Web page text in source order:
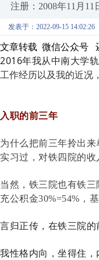
注册：2008年11月11
发表于：2022-09-15 14:02:26
文章转载 微信公众号
2016年我从中南大学
工作经历以及我的近况
入职的前三年
为什么把前三年拎出
实习过，对铁四院的
当然，铁三院也有铁
充公积金30%=54%，
言归正传，在铁三院
我性格内向，坐得住